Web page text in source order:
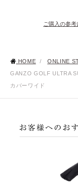
ご購入の参
HOME / ONLINE
GANZO GOLF ULTRA
カバーワイド